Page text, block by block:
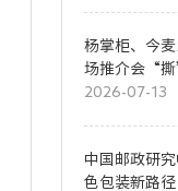
杨掌柜、今
场推介会“撕
2026-07-13
中国邮政研
色包装新路径